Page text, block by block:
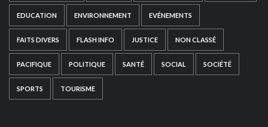
EDUCATION ENVIRONNEMENT EVÉNEMENTS
FAITS DIVERS FLASH INFO JUSTICE NON CLASSÉ
PACIFIQUE POLITIQUE SANTÉ SOCIAL SOCIÉTÉ
SPORTS TOURISME